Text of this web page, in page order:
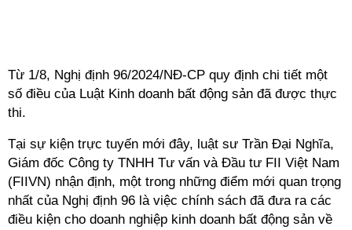
Từ 1/8, Nghị định 96/2024/NĐ-CP quy định chi tiết một
số điều của Luật Kinh doanh bất động sản đã được thực
thi.
Tại sự kiện trực tuyến mới đây, luật sư Trần Đại Nghĩa,
Giám đốc Công ty TNHH Tư vấn và Đầu tư FII Việt Nam
(FIIVN) nhận định, một trong những điểm mới quan trọng
nhất của Nghị định 96 là việc chính sách đã đưa ra các
điều kiện cho doanh nghiệp kinh doanh bất động sản về